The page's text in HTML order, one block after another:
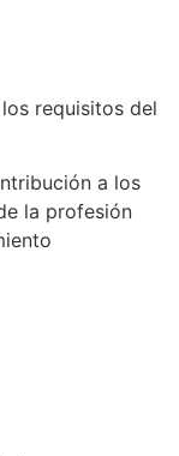
requisitos del
a los
la profesión